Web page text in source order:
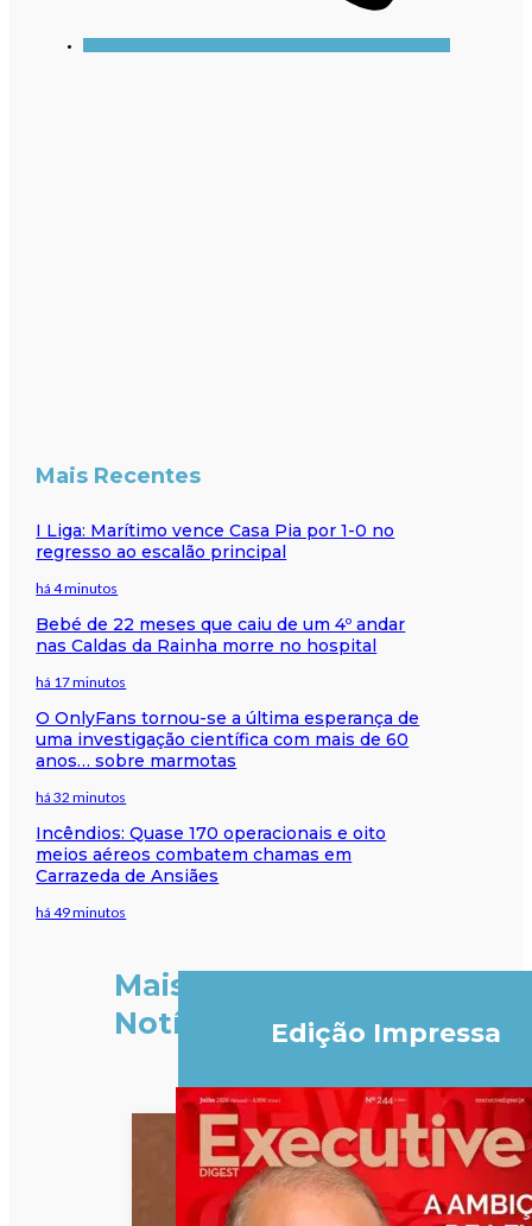
Mais Recentes
I Liga: Marítimo vence Casa Pia por 1-0 no
regresso ao escalão principal
há 4 minutos
Bebé de 22 meses que caiu de um 4º andar
nas Caldas da Rainha morre no hospital
há 17 minutos
O OnlyFans tornou-se a última esperança de
uma investigação científica com mais de 60
anos… sobre marmotas
há 32 minutos
Incêndios: Quase 170 operacionais e oito
meios aéreos combatem chamas em
Carrazeda de Ansiães
há 49 minutos
Mais
Notícias
Edição Impressa